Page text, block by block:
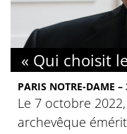
« Qui choisit
PARIS NOTRE-DAME
Le 7 octobre
archevêque